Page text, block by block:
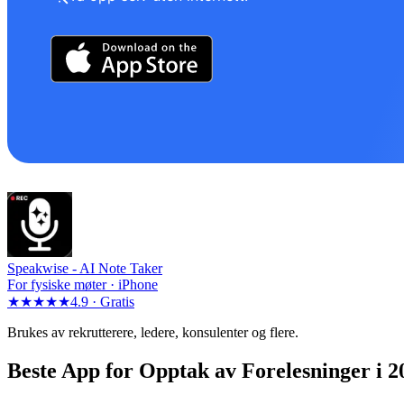
Speakwise - AI Note Taker
For fysiske møter · iPhone
★★★★★4.9 · Gratis
Brukes av rekrutterere, ledere, konsulenter og flere.
Beste App for Opptak av Forelesninger i